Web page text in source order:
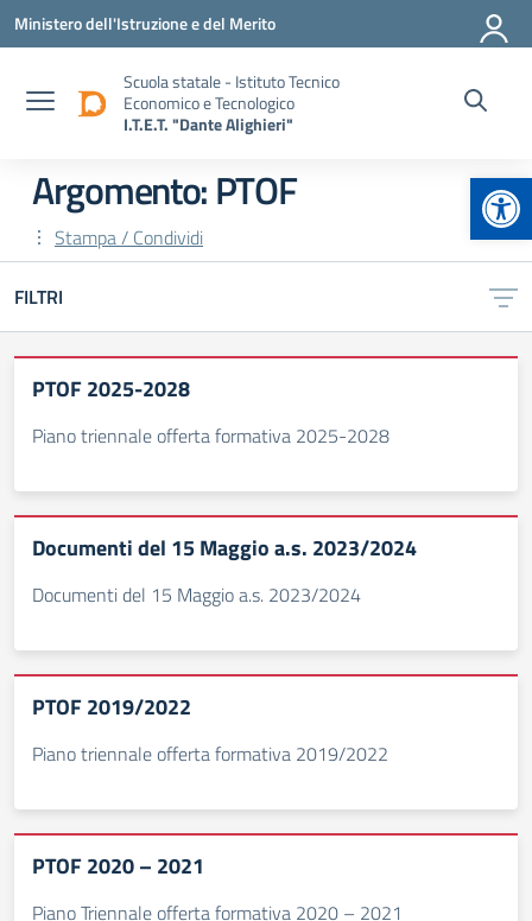
Vai ai contenuti
Vai al menu di navigazione
Vai al footer
Ministero dell'Istruzione e del Merito
Scuola statale - Istituto Tecnico
Economico e Tecnologico
I.T.E.T. "Dante Alighieri"
Argomento: PTOF
Stampa / Condividi
FILTRI
PTOF 2025-2028
Piano triennale offerta formativa 2025-2028
Documenti del 15 Maggio a.s. 2023/2024
Documenti del 15 Maggio a.s. 2023/2024
PTOF 2019/2022
Piano triennale offerta formativa 2019/2022
PTOF 2020 – 2021
Piano Triennale offerta formativa 2020 – 2021